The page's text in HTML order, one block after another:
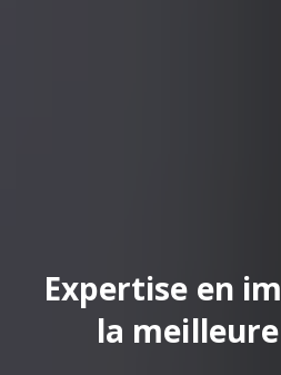
Expertise en
la